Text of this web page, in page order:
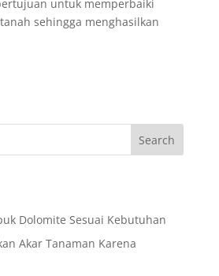
untuk memperbaiki
sehingga menghasilkan
Dolomite Sesuai Kebutuhan
Akar Tanaman Karena